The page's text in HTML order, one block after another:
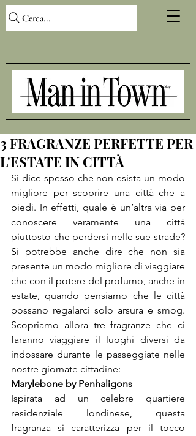
Cerca...
3 FRAGRANZE PERFETTE PER
L'ESTATE IN CITTÀ
Si dice spesso che non esista un modo
migliore per scoprire una città che a
piedi. In effetti, quale è un’altra via per
conoscere veramente una città
piuttosto che perdersi nelle sue strade?
Si potrebbe anche dire che non sia
presente un modo migliore di viaggiare
che con il potere del profumo, anche in
estate, quando pensiamo che le città
possano regalarci solo arsura e smog.
Scopriamo allora tre fragranze che ci
faranno viaggiare il luoghi diversi da
indossare durante le passeggiate nelle
nostre giornate cittadine:
Marylebone by Penhaligons
Ispirata ad un celebre quartiere
residenziale londinese, questa
fragranza si caratterizza per il tocco